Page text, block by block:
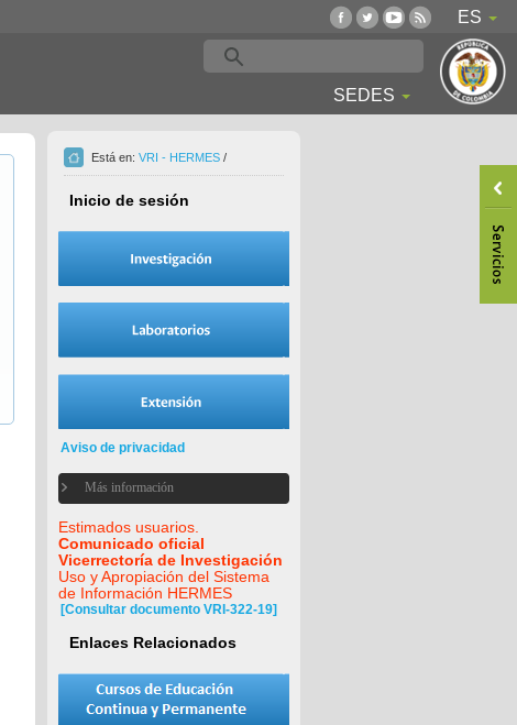
ES
SEDES
Está en: VRI - HERMES /
Inicio de sesión
Aviso de privacidad
Más información
Estimados usuarios.
Comunicado oficial
Vicerrectoría de Investigación
Uso y Apropiación del Sistema
de Información HERMES
[Consultar documento VRI-322-19]
Enlaces Relacionados